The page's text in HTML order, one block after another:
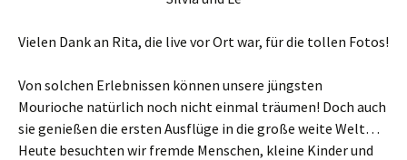
Vielen Dank an Rita, die live vor Ort war, für die tollen Fotos!
Von solchen Erlebnissen können unsere jüngsten
Mourioche natürlich noch nicht einmal träumen! Doch auch
sie genießen die ersten Ausflüge in die große weite Welt…
Heute besuchten wir fremde Menschen, kleine Kinder und